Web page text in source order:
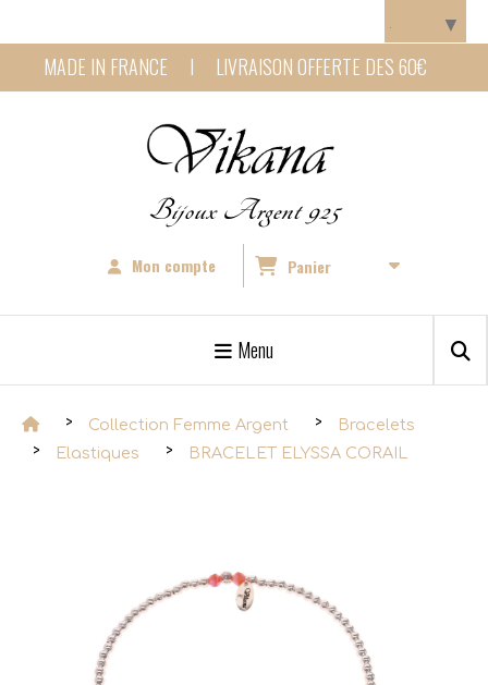
MADE IN FRANCE I LIVRAISON OFFERTE DES 60€
Bijoux Argent 925
Mon compte Panier
Menu
Collection Femme Argent
Bracelets
Elastiques
BRACELET ELYSSA CORAIL
▼